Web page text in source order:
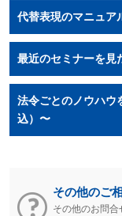
代替表現のマニュア
最近のセミナーを見
法令ごとのノウハウ
込）〜
その他のご
その他のお問